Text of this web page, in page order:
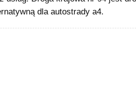
dla autostrady a4.